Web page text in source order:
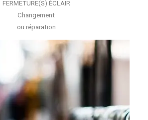
FERMETURE(S) ÉCLAIR
Changement
ou réparation